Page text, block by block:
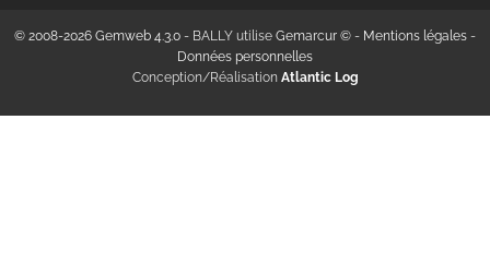
© 2008-2026 Gemweb 4.3.0 - BALLY utilise Gemarcur © - Mentions légales -
Données personnelles
Conception/Réalisation Atlantic Log